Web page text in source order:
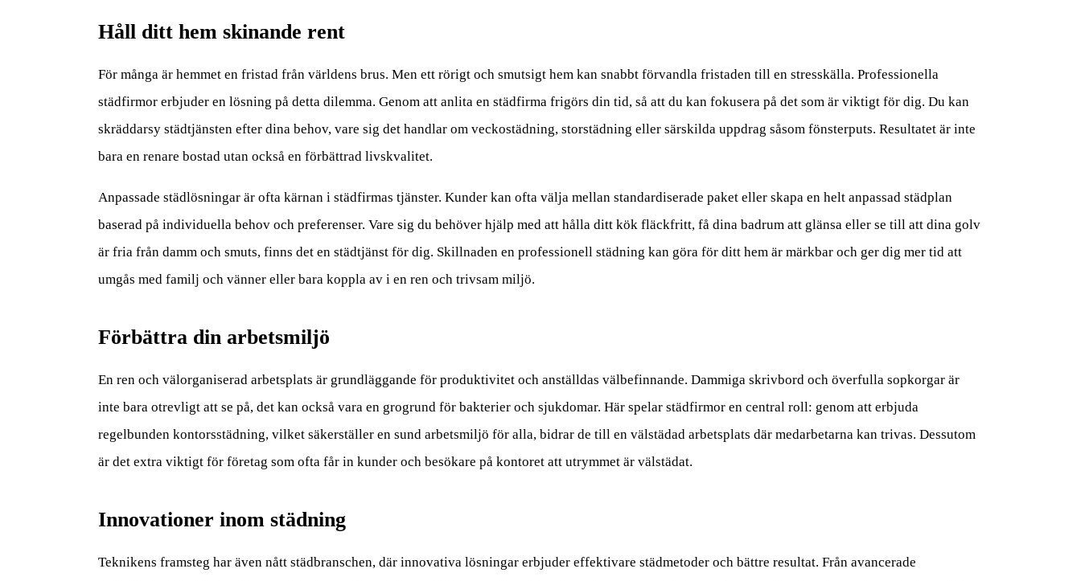
Håll ditt hem skinande rent
För många är hemmet en fristad från världens brus. Men ett rörigt och smutsigt hem kan snabbt förvandla fristaden till en stresskälla. Professionella
städfirmor erbjuder en lösning på detta dilemma. Genom att anlita en städfirma frigörs din tid, så att du kan fokusera på det som är viktigt för dig. Du kan
skräddarsy städtjänsten efter dina behov, vare sig det handlar om veckostädning, storstädning eller särskilda uppdrag såsom fönsterputs. Resultatet är inte
bara en renare bostad utan också en förbättrad livskvalitet.
Anpassade städlösningar är ofta kärnan i städfirmas tjänster. Kunder kan ofta välja mellan standardiserade paket eller skapa en helt anpassad städplan
baserad på individuella behov och preferenser. Vare sig du behöver hjälp med att hålla ditt kök fläckfritt, få dina badrum att glänsa eller se till att dina golv
är fria från damm och smuts, finns det en städtjänst för dig. Skillnaden en professionell städning kan göra för ditt hem är märkbar och ger dig mer tid att
umgås med familj och vänner eller bara koppla av i en ren och trivsam miljö.
Förbättra din arbetsmiljö
En ren och välorganiserad arbetsplats är grundläggande för produktivitet och anställdas välbefinnande. Dammiga skrivbord och överfulla sopkorgar är
inte bara otrevligt att se på, det kan också vara en grogrund för bakterier och sjukdomar. Här spelar städfirmor en central roll: genom att erbjuda
regelbunden kontorsstädning, vilket säkerställer en sund arbetsmiljö för alla, bidrar de till en välstädad arbetsplats där medarbetarna kan trivas. Dessutom
är det extra viktigt för företag som ofta får in kunder och besökare på kontoret att utrymmet är välstädat.
Innovationer inom städning
Teknikens framsteg har även nått städbranschen, där innovativa lösningar erbjuder effektivare städmetoder och bättre resultat. Från avancerade